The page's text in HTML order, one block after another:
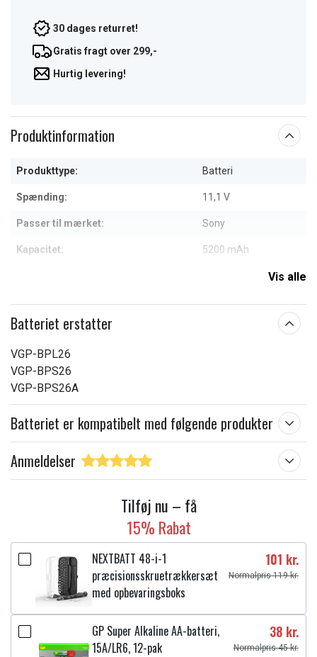
30 dages returret!
Gratis fragt over 299,-
Hurtig levering!
Produktinformation
Produkttype: Batteri
Spænding: 11,1 V
Passer til mærket: Sony
Kapacitet: 5200 mAh
Vis alle
Batteriet erstatter
VGP-BPL26
VGP-BPS26
VGP-BPS26A
Batteriet er kompatibelt med følgende produkter
Anmeldelser
Tilføj nu – få
15% Rabat
NEXTBATT 48-i-1
præcisionsskruetrækkersæt
med opbevaringsboks
101 kr.
Normalpris 119 kr.
GP Super Alkaline AA-batteri,
15A/LR6, 12-pak
38 kr.
Normalpris 45 kr.